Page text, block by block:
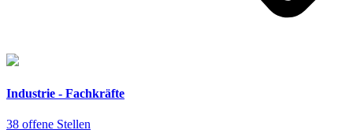
Industrie - Fachkräfte
38 offene Stellen